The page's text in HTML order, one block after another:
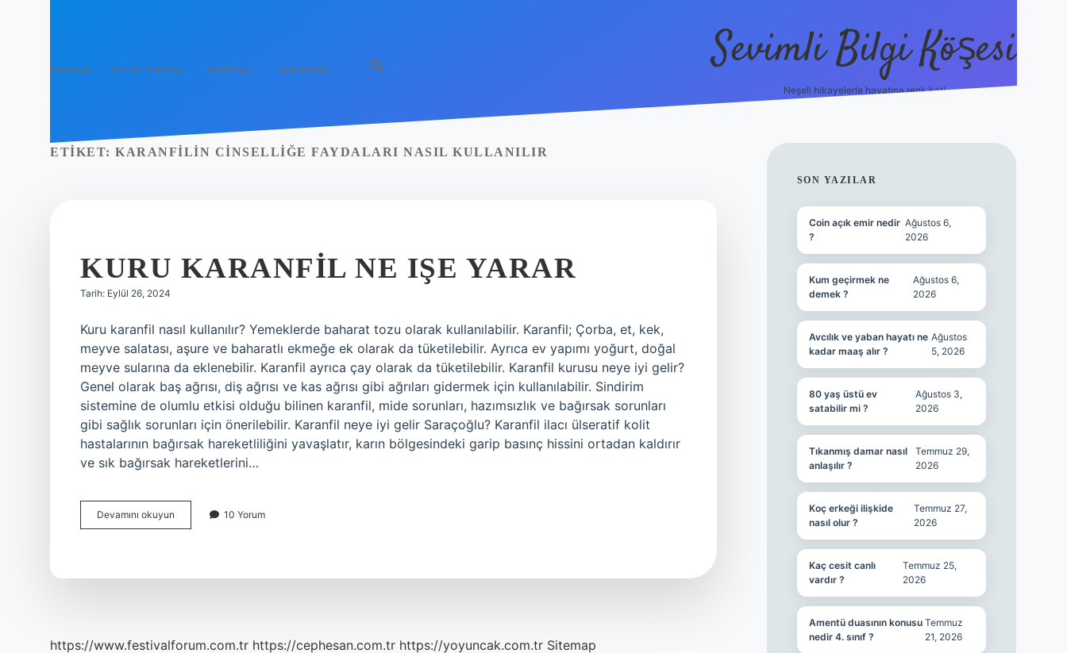
Anasayfa Gizlilik Politikası Yasal Uyarı Hakkımızda Sevimli Bilgi Köşesi
Neşeli hikayelerle hayatına renk kat!
ETIKET: KARANFILIN CINSELLIĞE FAYDALARI NASIL KULLANILIR
KURU KARANFIL NE IŞE YARAR
Tarih: Eylül 26, 2024
Kuru karanfil nasıl kullanılır? Yemeklerde baharat tozu olarak kullanılabilir. Karanfil; Çorba, et, kek,
meyve salatası, aşure ve baharatlı ekmeğe ek olarak da tüketilebilir. Ayrıca ev yapımı yoğurt, doğal
meyve sularına da eklenebilir. Karanfil ayrıca çay olarak da tüketilebilir. Karanfil kurusu neye iyi gelir?
Genel olarak baş ağrısı, diş ağrısı ve kas ağrısı gibi ağrıları gidermek için kullanılabilir. Sindirim
sistemine de olumlu etkisi olduğu bilinen karanfil, mide sorunları, hazımsızlık ve bağırsak sorunları
gibi sağlık sorunları için önerilebilir. Karanfil neye iyi gelir Saraçoğlu? Karanfil ilacı ülseratif kolit
hastalarının bağırsak hareketliliğini yavaşlatır, karın bölgesindeki garip basınç hissini ortadan kaldırır
ve sık bağırsak hareketlerini…
Devamını okuyun
Karanfil
10 Yorum
https://www.festivalforum.com.tr https://cephesan.com.tr https://yoyuncak.com.tr Sitemap
SIDEBAR
SON YAZILAR
Coin açık emir nedir
?
Ağustos 6,
2026
Kum geçirmek ne
demek ?
Ağustos 6,
2026
Avcılık ve yaban hayatı ne
kadar maaş alır ?
Ağustos
5, 2026
80 yaş üstü ev
satabilir mi ?
Ağustos 3,
2026
Tıkanmış damar nasıl
anlaşılır ?
Temmuz 29,
2026
Koç erkeği ilişkide
nasıl olur ?
Temmuz 27,
2026
Kaç cesit canlı
vardır ?
Temmuz 25,
2026
Amentü duasının konusu
nedir 4. sınıf ?
Temmuz
21, 2026
hiltonbet güncel giriş